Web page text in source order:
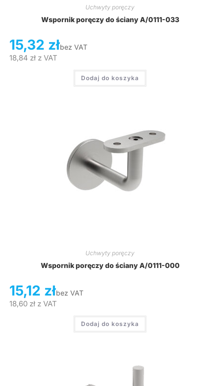
Uchwyty poręczy
Wspornik poręczy do ściany A/0111-033
15,32 złbez VAT
18,84 złz VAT
Dodaj do koszyka
Uchwyty poręczy
Wspornik poręczy do ściany A/0111-000
15,12 złbez VAT
18,60 złz VAT
Dodaj do koszyka